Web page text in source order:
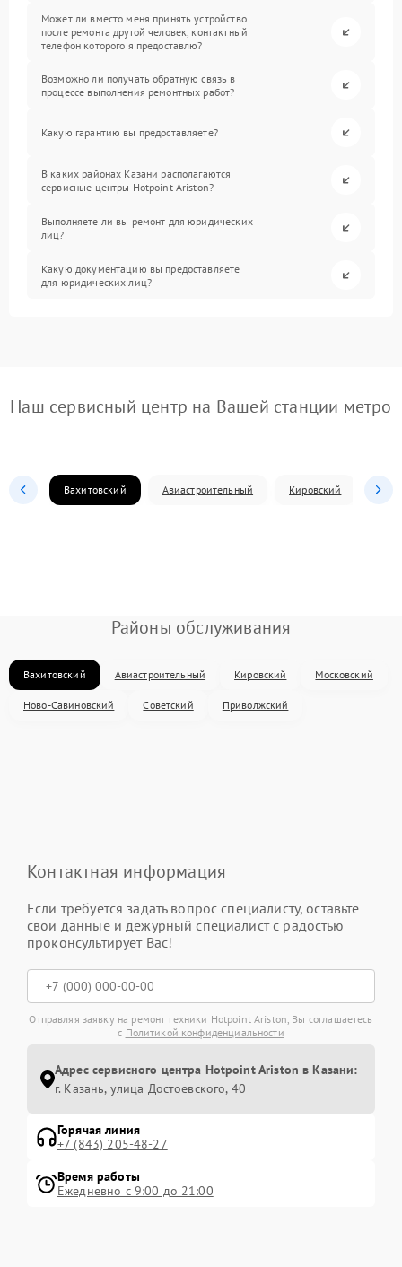
Может ли вместо меня принять устройство
после ремонта другой человек, контактный
телефон которого я предоставлю?
Возможно ли получать обратную связь в
процессе выполнения ремонтных работ?
Какую гарантию вы предоставляете?
В каких районах Казани располагаются
сервисные центры Hotpoint Ariston?
Выполняете ли вы ремонт для юридических
лиц?
Какую документацию вы предоставляете
для юридических лиц?
Наш сервисный центр на Вашей станции метро
Вахитовский Авиастроительный Кировский
Районы обслуживания
Вахитовский Авиастроительный Кировский Московский
Ново-Савиновский Советский Приволжский
Контактная информация
Если требуется задать вопрос специалисту, оставьте
свои данные и дежурный специалист с радостью
проконсультирует Вас!
Отправляя заявку на ремонт техники Hotpoint Ariston, Вы соглашаетесь
с Политикой конфиденциальности
Адрес сервисного центра Hotpoint Ariston в Казани:
г. Казань, улица Достоевского, 40
Горячая линия
+7 (843) 205-48-27
Время работы
Ежедневно с 9:00 до 21:00